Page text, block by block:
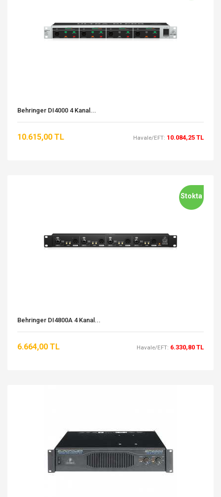
Behringer DI4000 4 Kanal...
10.615,00 TL Havale/EFT: 10.084,25 TL
Stokta
Behringer DI4800A 4 Kanal...
6.664,00 TL Havale/EFT: 6.330,80 TL